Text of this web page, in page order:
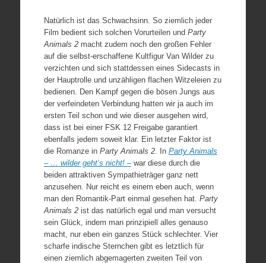
Natürlich ist das Schwachsinn. So ziemlich jeder
Film bedient sich solchen Vorurteilen und Party
Animals 2macht zudem noch den großen Fehler
auf die selbst-erschaffene Kultfigur Van Wilder zu
verzichten und sich stattdessen eines Sidecasts in
der Hauptrolle und unzähligen flachen Witzeleien zu
bedienen. Den Kampf gegen die bösen Jungs aus
der verfeindeten Verbindung hatten wir ja auch im
ersten Teil schon und wie dieser ausgehen wird,
dass ist bei einer FSK 12 Freigabe garantiert
ebenfalls jedem soweit klar. Ein letzter Faktor ist
die Romanze in Party Animals 2. In Party Animals
– … wilder geht’s nicht! –war diese durch die
beiden attraktiven Sympathieträger ganz nett
anzusehen. Nur reicht es einem eben auch, wenn
man den Romantik-Part einmal gesehen hat. Party
Animals 2ist das natürlich egal und man versucht
sein Glück, indem man prinzipiell alles genauso
macht, nur eben ein ganzes Stück schlechter. Vier
scharfe indische Sternchen gibt es letztlich für
einen ziemlich abgemagerten zweiten Teil von